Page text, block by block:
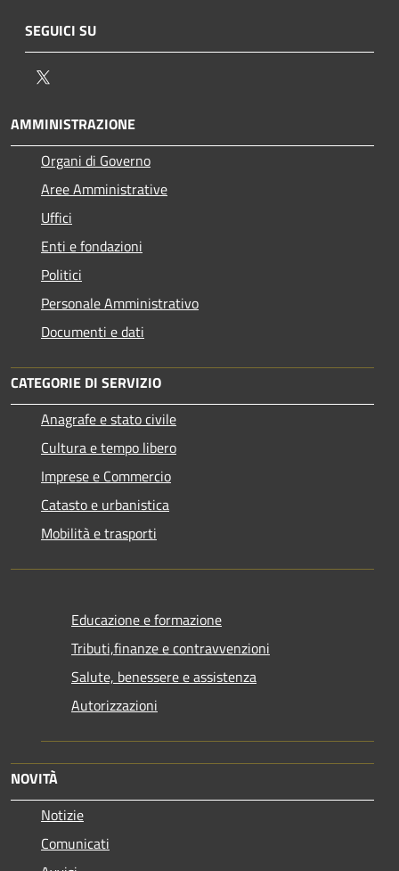
SEGUICI SU
AMMINISTRAZIONE
Organi di Governo
Aree Amministrative
Uffici
Enti e fondazioni
Politici
Personale Amministrativo
Documenti e dati
CATEGORIE DI SERVIZIO
Anagrafe e stato civile
Cultura e tempo libero
Imprese e Commercio
Catasto e urbanistica
Mobilità e trasporti
Educazione e formazione
Tributi,finanze e contravvenzioni
Salute, benessere e assistenza
Autorizzazioni
NOVITÀ
Notizie
Comunicati